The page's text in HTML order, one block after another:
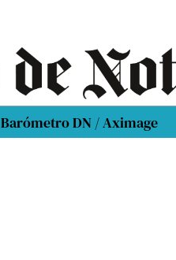
Barómetro DN / Aximage